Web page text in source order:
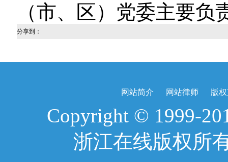
（市、区）党委主要负
分享到：
网站简介 网站律师 版
Copyright © 1999-
浙江在线版权所